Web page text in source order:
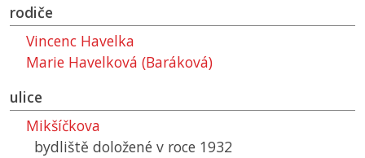
rodiče
Vincenc Havelka
Marie Havelková (Baráková)
ulice
Mikšíčkova
bydliště doložené v roce 1932